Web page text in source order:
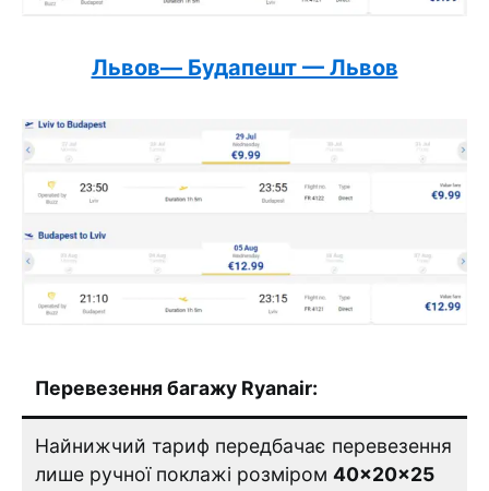
Львов— Будапешт — Львов
Перевезення багажу Ryanair:
Найнижчий тариф передбачає перевезення
лише ручної поклажі розміром 40×20×25